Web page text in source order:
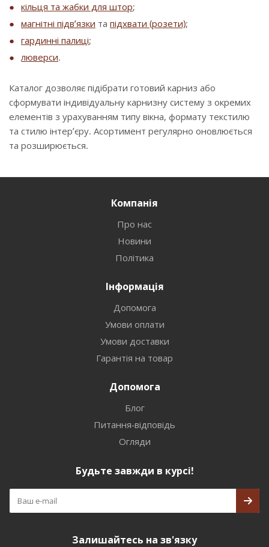
кільця та жабки для штор;
магнітні підв’язки та підхвати (розети);
гардинні палиці;
люверси.
Каталог дозволяє підібрати готовий карниз або
сформувати індивідуальну карнизну систему з окремих
елементів з урахуванням типу вікна, формату текстилю
та стилю інтер’єру. Асортимент регулярно оновлюється
та розширюється.
Компанія
Про нас
Новини
Політика
Інформація
Допомога
Умови оплати
Умови доставки
Гарантія на товар
Допомога
Блог
Питання-відповідь
Огляди
Будьте завжди в курсі!
Залишайтесь на зв'язку